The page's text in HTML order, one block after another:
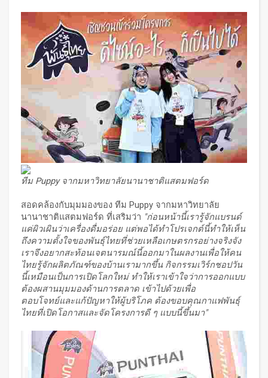
ทีม Puppy จากมหาวิทยาลัยนานาชาติแสตมฟอร์ด
สอดคล้องกับมุมมองของ ทีม Puppy จากมหาวิทยาลัย
นานาชาติแสตมฟอร์ด ที่เสริมว่า "ก่อนหน้านี้เรารู้จักแบรนด์
แค่ผิวเผินว่าเครื่องดื่มอร่อย แต่พอได้ทำโปรเจกต์นี้ทำให้เห็น
ถึงความตั้งใจของพันธุ์ไทยที่ช่วยเหลือเกษตรกรอย่างจริงจัง
เราจึงอยากสะท้อนเจตนารมณ์นี้ออกมาในผลงานเพื่อให้คน
ไทยรู้จักผลิตภัณฑ์ของบ้านเรามากขึ้น กิจกรรมเวิร์กชอปวัน
นี้เหมือนเป็นการเปิดโลกใหม่ ทำให้เราเข้าใจว่าการออกแบบ
ต้องผสานมุมมองด้านการตลาด เข้าไปด้วยเพื่อ
ตอบโจทย์และแก้ปัญหาให้ผู้บริโภค ต้องขอบคุณกาแฟพันธุ์
ไทยที่เปิดโอกาสและจัดโครงการดี ๆ แบบนี้ขึ้นมา"